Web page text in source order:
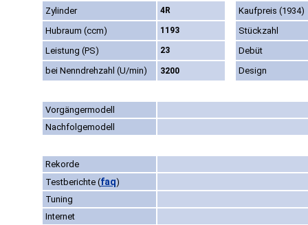
Zylinder 4R
Kaufpreis (1934)
Hubraum (ccm)
1193
Stückzahl
Leistung (PS)
23
Debüt
bei Nenndrehzahl (U/min)
3200 Design
Vorgängermodell
Nachfolgemodell
Rekorde
Testberichte (faq)
Tuning
Internet